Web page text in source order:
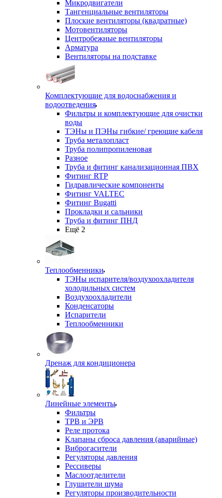
Микродвигатели
Тангенциальные вентиляторы
Плоские вентиляторы (квадратные)
Мотовентиляторы
Центробежные вентиляторы
Арматура
Вентиляторы на подставке
Комплектующие для водоснабжения и
водоотведения
Фильтры и комплектующие для очистки
воды
ТЭНы и ПЭНы гибкие/ греющие кабеля
Труба металопласт
Труба полипропиленовая
Разное
Труба и фитинг канализационная ПВХ
Фитинг RTP
Гидравлические компоненты
Фитинг VALTEC
Фитинг Bugatti
Прокладки и сальники
Труба и фитинг ПНД
Ещё 2
Теплообменники
ТЭНы испарителя/воздухоохладителя
холодильных систем
Воздухоохладители
Конденсаторы
Испарители
Теплообменники
Дренаж для кондиционера
Линейные элементы
Фильтры
ТРВ и ЭРВ
Реле протока
Клапаны сброса давления (аварийные)
Виброгасители
Регуляторы давления
Рессиверы
Маслоотделители
Глушители шума
Регуляторы производительности